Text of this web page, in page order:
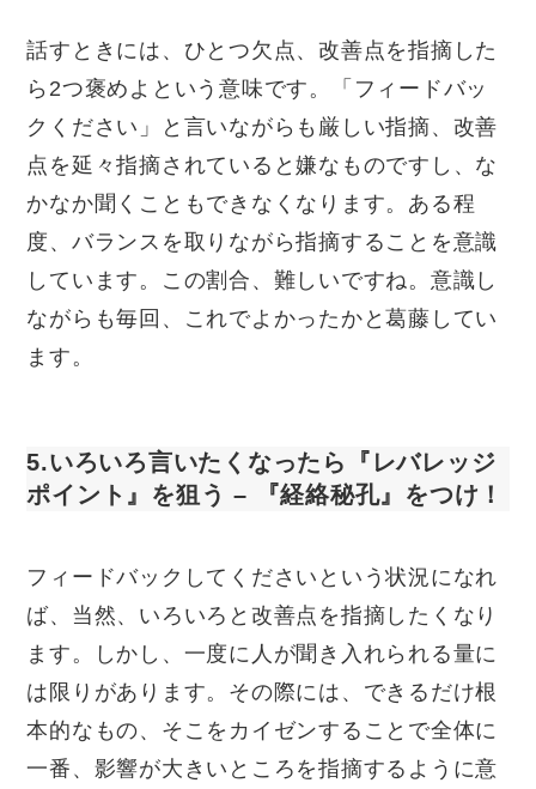
話すときには、ひとつ欠点、改善点を指摘した
ら2つ褒めよという意味です。「フィードバッ
クください」と言いながらも厳しい指摘、改善
点を延々指摘されていると嫌なものですし、な
かなか聞くこともできなくなります。ある程
度、バランスを取りながら指摘することを意識
しています。この割合、難しいですね。意識し
ながらも毎回、これでよかったかと葛藤してい
ます。
5.いろいろ言いたくなったら『レバレッジ
ポイント』を狙う – 『経絡秘孔』をつけ！
フィードバックしてくださいという状況になれ
ば、当然、いろいろと改善点を指摘したくなり
ます。しかし、一度に人が聞き入れられる量に
は限りがあります。その際には、できるだけ根
本的なもの、そこをカイゼンすることで全体に
一番、影響が大きいところを指摘するように意